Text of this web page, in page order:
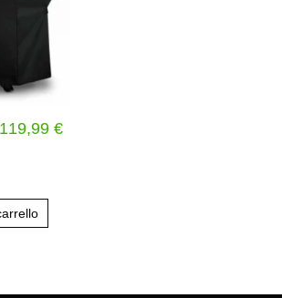
119,99 €